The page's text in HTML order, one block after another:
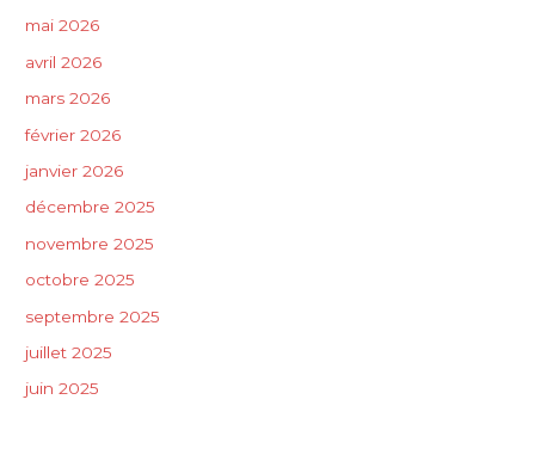
mai 2026
avril 2026
mars 2026
février 2026
janvier 2026
décembre 2025
novembre 2025
octobre 2025
septembre 2025
juillet 2025
juin 2025